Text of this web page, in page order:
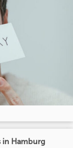
in Hamburg